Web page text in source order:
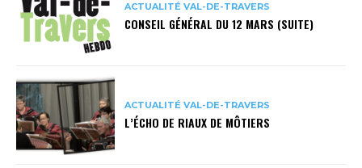
ACTUALITÉ VAL-DE-TRAVERS
CONSEIL GÉNÉRAL DU 12 MARS (SUITE)
ACTUALITÉ VAL-DE-TRAVERS
L’ÉCHO DE RIAUX DE MÔTIERS